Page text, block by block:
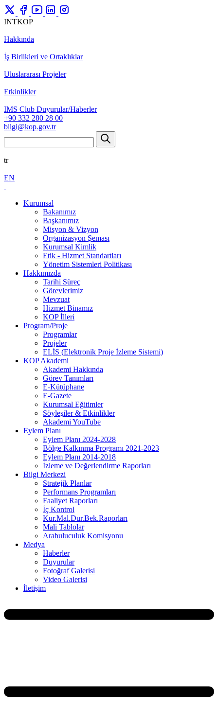
INTKOP
Hakkında
İş Birlikleri ve Ortaklıklar
Uluslararası Projeler
Etkinlikler
IMS Club Duyurular/Haberler
+90 332 280 28 00
bilgi@kop.gov.tr
tr
EN
Kurumsal
Bakanımız
Başkanımız
Misyon & Vizyon
Organizasyon Şeması
Kurumsal Kimlik
Etik - Hizmet Standartları
Yönetim Sistemleri Politikası
Hakkımızda
Tarihi Süreç
Görevlerimiz
Mevzuat
Hizmet Binamız
KOP İlleri
Program/Proje
Programlar
Projeler
ELİS (Elektronik Proje İzleme Sistemi)
KOP Akademi
Akademi Hakkında
Görev Tanımları
E-Kütüphane
E-Gazete
Kurumsal Eğitimler
Söyleşiler & Etkinlikler
Akademi YouTube
Eylem Planı
Eylem Planı 2024-2028
Bölge Kalkınma Programı 2021-2023
Eylem Planı 2014-2018
İzleme ve Değerlendirme Raporları
Bilgi Merkezi
Stratejik Planlar
Performans Programları
Faaliyet Raporları
İç Kontrol
Kur.Mal.Dur.Bek.Raporları
Mali Tablolar
Arabuluculuk Komisyonu
Medya
Haberler
Duyurular
Fotoğraf Galerisi
Video Galerisi
İletişim